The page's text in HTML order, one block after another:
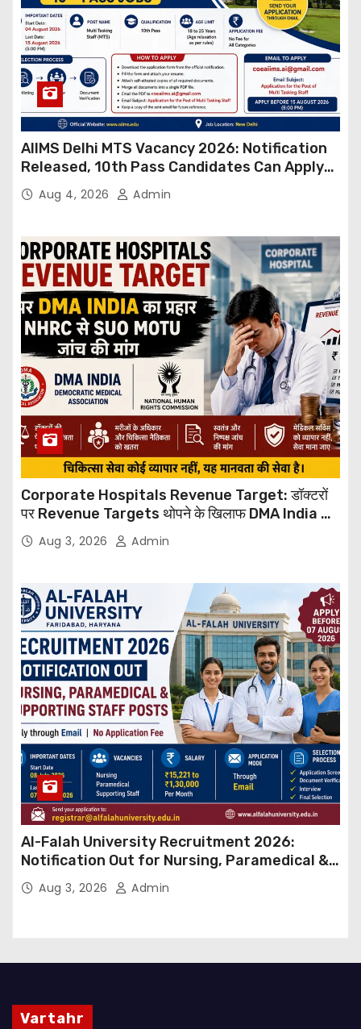
AIIMS Delhi MTS Vacancy 2026: Notification
Released, 10th Pass Candidates Can Apply
Through Email
Aug 4, 2026 Admin
Corporate Hospitals Revenue Target: डॉक्टरों
पर Revenue Targets थोपने के खिलाफ DMA India का
बड़ा कदम, NHRC से Suo Motu जांच की मांग
Aug 3, 2026 Admin
Al-Falah University Recruitment 2026:
Notification Out for Nursing, Paramedical &
Supporting Staff Posts, Apply Through Email
Aug 3, 2026 Admin
Vartahr